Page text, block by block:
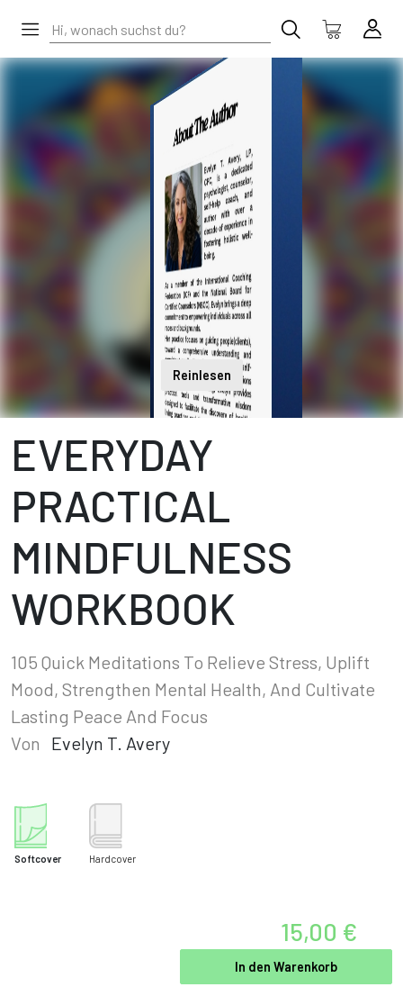
Reinlesen
EVERYDAY
PRACTICAL
MINDFULNESS
WORKBOOK
105 Quick Meditations To Relieve Stress, Uplift
Mood, Strengthen Mental Health, And Cultivate
Lasting Peace And Focus
Von
Evelyn T. Avery
Softcover Hardcover
15,00 €
In den Warenkorb